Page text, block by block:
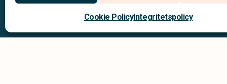
Cookie PolicyIntegritetspolicy
0912-612 35